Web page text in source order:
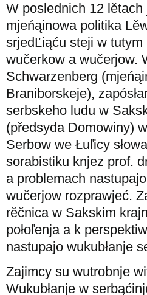
W poslednich 12
mjeńąinowa politika
srjedĽiąću steji w tutym
wučerkow a wučerjow.
Schwarzenberg
Braniborskeje),
serbskeho ludu w
(předsyda Domowiny)
Serbow we Łuľicy
sorabistiku knjez prof.
a problemach
wučerjow rozprawjeć.
rěčnica w Sakskim
połoľenja a k
nastupajo wukubłanje
Zajimcy su wutrobnje
Wukubłanje w